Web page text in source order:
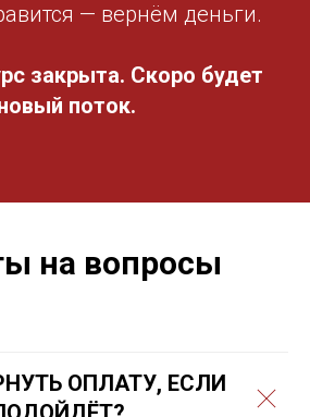
— вернём деньги.
закрыта. Скоро будет
поток.
на вопросы
ОПЛАТУ, ЕСЛИ